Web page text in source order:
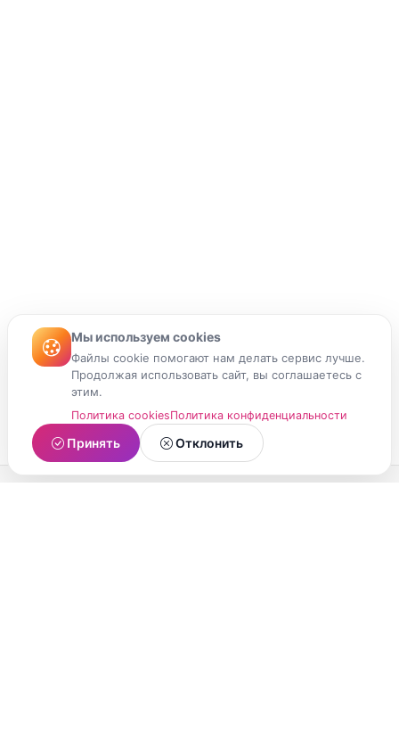
Мы используем cookies
Файлы cookie помогают нам делать сервис лучше.
Продолжая использовать сайт, вы соглашаетесь с
этим.
Политика cookiesПолитика конфиденциальности
Принять Отклонить